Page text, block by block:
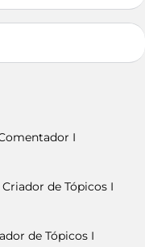
I
de Tópicos I
de Tópicos I